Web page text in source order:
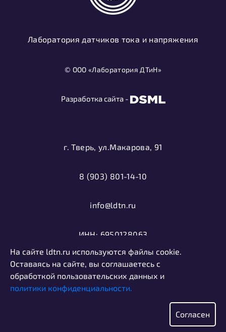
Лаборатория датчиков тока и напряжения
© ООО «Лаборатория ДТиН»
Разработка сайта -
г. Тверь, ул.Макарова, 91
8 (903) 801-14-10
info@ldtn.ru
ИНН: 6950128063
ОГРН: 1116952000406
Политика конфиденциальности
Информация, представленная на сайте, не является
На сайте ldtn.ru используются файлы cookie.
Оставаясь на сайте, вы соглашаетесь с
обработкой пользовательских данных и
политики конфиденциальности.
Согласен